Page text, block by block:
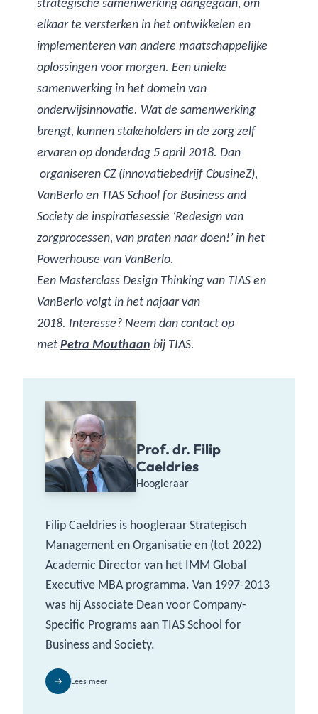
strategische samenwerking aangegaan, om
elkaar te versterken in het ontwikkelen en
implementeren van andere maatschappelijke
oplossingen voor morgen. Een unieke
samenwerking in het domein van
onderwijsinnovatie. Wat de samenwerking
brengt, kunnen stakeholders in de zorg zelf
ervaren op donderdag 5 april 2018. Dan
organiseren CZ (innovatiebedrijf CbusineZ),
VanBerlo en TIAS School for Business and
Society de inspiratiesessie ‘Redesign van
zorgprocessen, van praten naar doen!’ in het
Powerhouse van VanBerlo.
Een Masterclass Design Thinking van TIAS en
VanBerlo volgt in het najaar van
2018. Interesse? Neem dan contact op
met Petra Mouthaan bij TIAS.
Prof. dr. Filip
Caeldries
Hoogleraar
Filip Caeldries is hoogleraar Strategisch
Management en Organisatie en (tot 2022)
Academic Director van het IMM Global
Executive MBA programma. Van 1997-2013
was hij Associate Dean voor Company-
Specific Programs aan TIAS School for
Business and Society.
Lees meer